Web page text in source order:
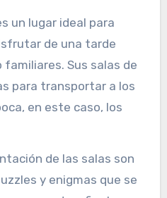
un lugar ideal para
de una tarde
Sus salas de
para transportar a los
en este caso, los
de las salas son
y enigmas que se